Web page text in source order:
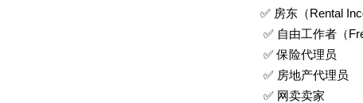
✅ 房东（Rental
✅ 自由工作者（
✅ 保险代理员
✅ 房地产代理员
✅ 网卖卖家